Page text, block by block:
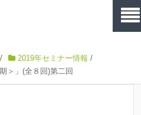
/ 2019年セミナー情報 /
＞」(全８回)第二回